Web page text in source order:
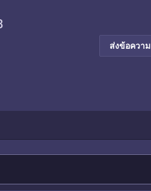
ส่งข้อความ